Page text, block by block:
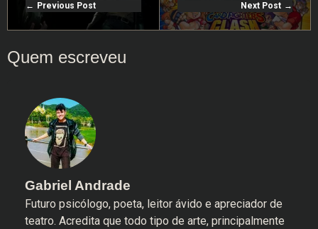
Previous Post Next Post
Gabriel Andrade
Futuro psicólogo, poeta, leitor ávido e apreciador de
teatro. Acredita que todo tipo de arte, principalmente